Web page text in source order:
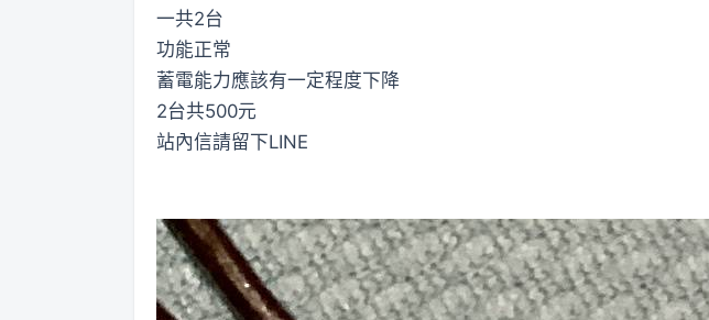
一共2台
功能正常
蓄電能力應該有一定程度下降
2台共500元
站內信請留下LINE